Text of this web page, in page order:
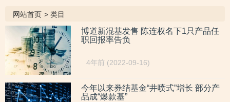
服务商两
次撤单，
募投项目
必要性与
核心技术
竞争力
遭“拷问”
场背后外
销收入合
计六百余
万元，辅
导期间参
与高校牵
头的重点
研发项
目，大客
同行，辅导
期内或向关
击”置出资
低，自称AI
网站首页 > 类目
博道新混基发售 陈连权名下1只产品任
职回报率告负
4年前 (2022-09-16)
今年以来券结基金“井喷式”增长 部分产
品成“爆款基”